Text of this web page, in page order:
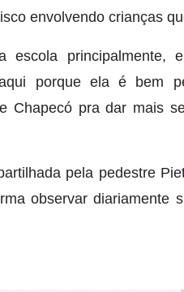
envolvendo crianças
escola principalmente,
porque ela é bem
Chapecó pra dar mais
pela pedestre
observar diariamente